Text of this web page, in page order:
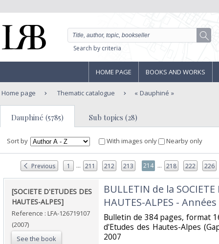
Search by criteria
HOME PAGE BOOKS AND WORKS
Home page Thematic catalogue Dauphiné
Dauphiné (5785) Sub topics (28)
Sort by With images only Nearby only
Previous 1 ... 211 212 213 214 ... 218 222 226
‎[SOCIETE D'ETUDES DES
HAUTES-ALPES] ‎
Reference : LFA-126719107
(2007)
See the book
‎BULLETIN de la SOCIETE
HAUTES-ALPES -
‎Bulletin de 384 pages, format
d'Etudes des Hautes-Alpes
2007‎